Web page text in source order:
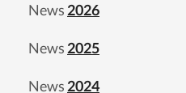
News2026
News2025
News2024